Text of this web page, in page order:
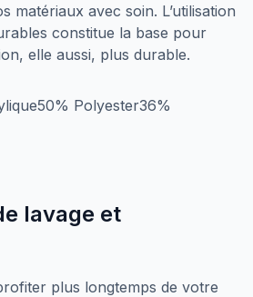
matériaux avec soin. L’utilisation
constitue la base pour
elle aussi, plus durable.
Polyester36%
lavage et
plus longtemps de votre